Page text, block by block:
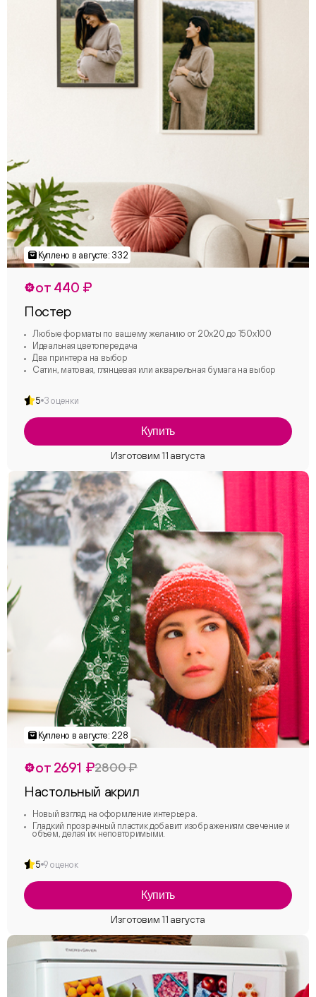
от 440 ₽
Постер
Любые форматы по вашему желанию от 20х20 до 150х100
Идеальная цветопередача
Два принтера на выбор
Сатин, матовая, глянцевая или акварельная бумага на выбор
5 3 оценки
Купить
от 2691 ₽2800 ₽
Настольный акрил
Новый взгляд на оформление интерьера.
Гладкий прозрачный пластик добавит изображениям свечение и
объем, делая их неповторимыми.
5 9 оценок
Купить